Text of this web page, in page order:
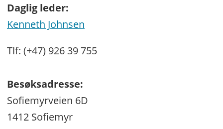
Daglig leder:
Kenneth Johnsen
Tlf: (+47) 926 39 755
Besøksadresse:
Sofiemyrveien 6D
1412 Sofiemyr